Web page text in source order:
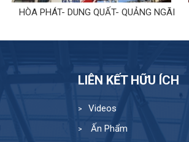
HÒA PHÁT- DUNG QUẤT- QUẢNG NGÃI
LIÊN KẾT HỮU ÍCH
Videos
Ấn Phẩm